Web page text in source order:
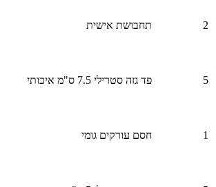
2 תחבושת אישית
5 פד גזה סטרילי 7.5 ס"מ איכותי
1 חסם עורקים גומי